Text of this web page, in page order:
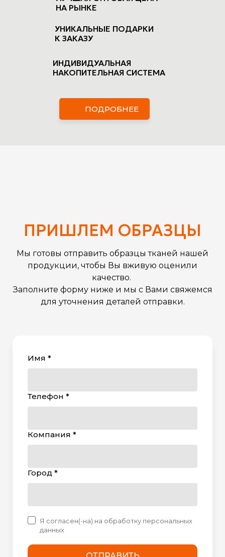
ПОДРОБНЕЕ
ИНДИВИДУАЛЬНАЯ
НАКОПИТЕЛЬНАЯ СИСТЕМА
УНИКАЛЬНЫЕ ПОДАРКИ
К ЗАКАЗУ
НА РЫНКЕ
ПРИШЛЕМ ОБРАЗЦЫ
Мы готовы отправить образцы тканей нашей
продукции, чтобы Вы вживую оценили
качество.
Заполните форму ниже и мы с Вами свяжемся
для уточнения деталей отправки.
Имя *
Телефон *
Компания *
Город *
Я согласен(-на) на обработку персональных
данных